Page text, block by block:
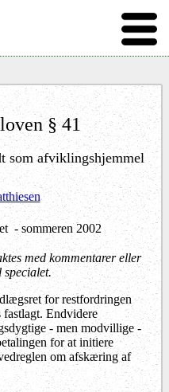
§ 41
som afviklingshjemmel
- sommeren 2002
med kommentarer eller
specialet.
for restfordringen
fastlagt. Endvidere
- men modvillige -
for at initiere
om afskæring af